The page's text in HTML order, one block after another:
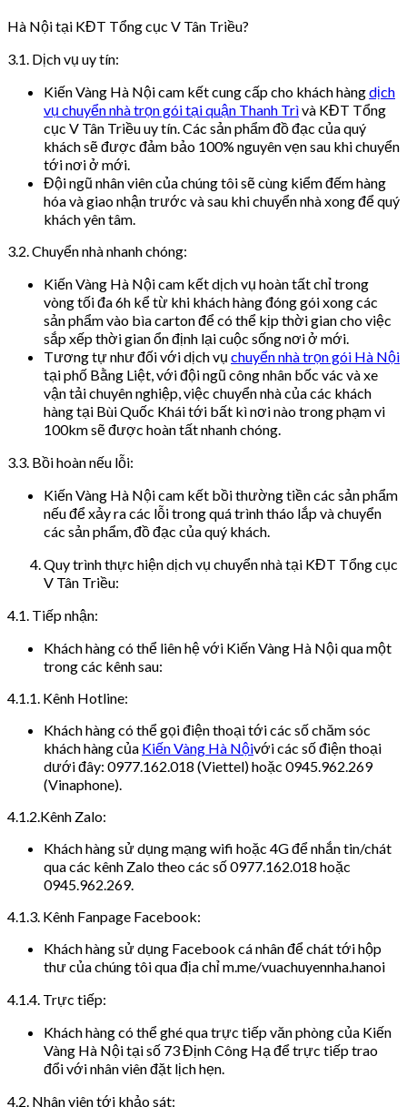
Hà Nội tại KĐT Tổng cục V Tân Triều?
3.1. Dịch vụ uy tín:
Kiến Vàng Hà Nội cam kết cung cấp cho khách hàngdịch
vụ chuyển nhà trọn gói tại quận Thanh Trìvà KĐT Tổng
cục V Tân Triều uy tín. Các sản phẩm đồ đạc của quý
khách sẽ được đảm bảo 100% nguyên vẹn sau khi chuyển
tới nơi ở mới.
Đội ngũ nhân viên của chúng tôi sẽ cùng kiểm đếm hàng
hóa và giao nhận trước và sau khi chuyển nhà xong để quý
khách yên tâm.
3.2. Chuyển nhà nhanh chóng:
Kiến Vàng Hà Nội cam kết dịch vụ hoàn tất chỉ trong
vòng tối đa 6h kể từ khi khách hàng đóng gói xong các
sản phẩm vào bìa carton để có thể kịp thời gian cho việc
sắp xếp thời gian ổn định lại cuộc sống nơi ở mới.
Tương tự như đối với dịch vụ chuyển nhà trọn gói Hà Nội
tại phố Bằng Liệt, với đội ngũ công nhân bốc vác và xe
vận tải chuyên nghiệp, việc chuyển nhà của các khách
hàng tại Bùi Quốc Khái tới bất kì nơi nào trong phạm vi
100km sẽ được hoàn tất nhanh chóng.
3.3. Bồi hoàn nếu lỗi:
Kiến Vàng Hà Nội cam kết bồi thường tiền các sản phẩm
nếu để xảy ra các lỗi trong quá trình tháo lắp và chuyển
các sản phẩm, đồ đạc của quý khách.
Quy trình thực hiện dịch vụ chuyển nhà tại KĐT Tổng cục
V Tân Triều:
4.1. Tiếp nhận:
Khách hàng có thể liên hệ với Kiến Vàng Hà Nội qua một
trong các kênh sau:
4.1.1. Kênh Hotline:
Khách hàng có thể gọi điện thoại tới các số chăm sóc
khách hàng của Kiến Vàng Hà Nộivới các số điện thoại
dưới đây: 0977.162.018 (Viettel) hoặc 0945.962.269
(Vinaphone).
4.1.2.Kênh Zalo:
Khách hàng sử dụng mạng wifi hoặc 4G để nhắn tin/chát
qua các kênh Zalo theo các số 0977.162.018 hoặc
0945.962.269.
4.1.3. Kênh Fanpage Facebook:
Khách hàng sử dụng Facebook cá nhân để chát tới hộp
thư của chúng tôi qua địa chỉ m.me/vuachuyennha.hanoi
4.1.4. Trực tiếp:
Khách hàng có thể ghé qua trực tiếp văn phòng của Kiến
Vàng Hà Nội tại số 73 Định Công Hạ để trực tiếp trao
đổi với nhân viên đặt lịch hẹn.
4.2. Nhân viên tới khảo sát: